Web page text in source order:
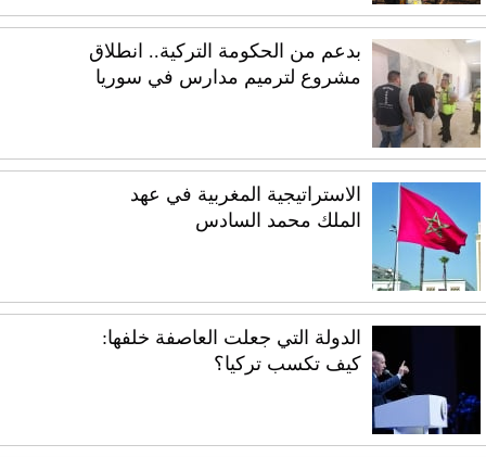
بدعم من الحكومة التركية.. انطلاق
مشروع لترميم مدارس في سوريا
الاستراتيجية المغربية في عهد
الملك محمد السادس
الدولة التي جعلت العاصفة خلفها:
كيف تكسب تركيا؟